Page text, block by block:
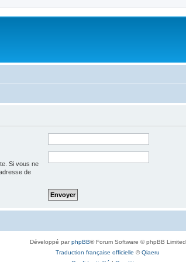
Si vous ne
de
Développé parphpBB® Forum Software © phpBB Limited
Traduction française officielle ©Qiaeru